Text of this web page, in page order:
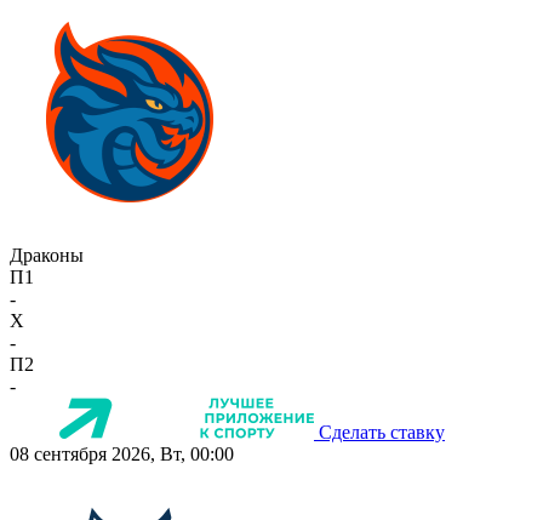
Драконы
П1
-
X
-
П2
-
Сделать ставку
08 сентября 2026, Вт, 00:00